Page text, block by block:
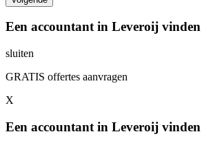
Een accountant in Leveroij vinden
sluiten
GRATIS offertes aanvragen
X
Een accountant in Leveroij vinden